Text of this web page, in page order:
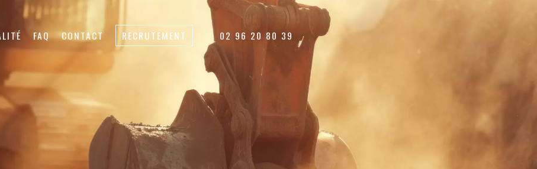
FAQ CONTACT RECRUTEMENT 02 96 20 80 39